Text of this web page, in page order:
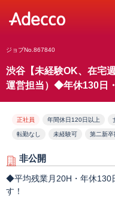
ジョブNo.867840
渋谷【未経験OK、在宅
運営担当）◆年休130日
正社員 年間休日120日以上
転勤なし 未経験可 第二新卒
非公開
◆平均残業月20H・年休130
す！